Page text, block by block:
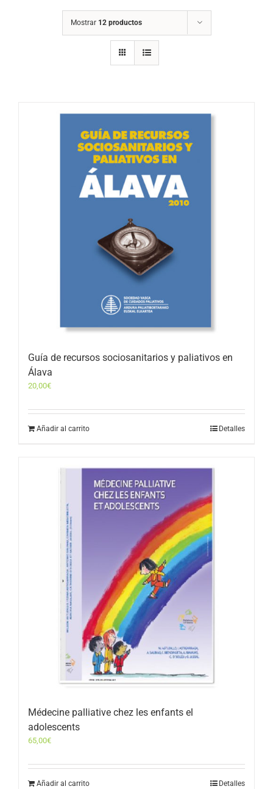
Mostrar 12 productos
Guía de recursos sociosanitarios y paliativos en
Álava
20,00€
Añadir al carrito Detalles
Médecine palliative chez les enfants el
adolescents
65,00€
Añadir al carrito Detalles